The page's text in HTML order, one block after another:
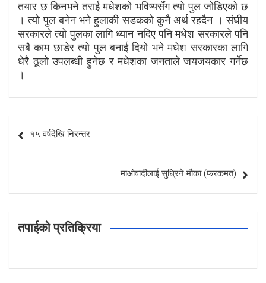
तयार छ किनभने तराई मधेशको भविष्यसँग त्यो पुल जोडिएको छ
। त्यो पुल बनेन भने हुलाकी सडकको कुनै अर्थ रहदैन । संघीय
सरकारले त्यो पुलका लागि ध्यान नदिए पनि मधेश सरकारले पनि
सबै काम छाडेर त्यो पुल बनाई दियो भने मधेश सरकारका लागि
धेरै ठूलो उपलब्धी हुनेछ र मधेशका जनताले जयजयकार गर्नेछ
।
navigation
१५ वर्षदेखि निरन्तर
माओवादीलाई सुध्रिने मौका (फरकमत)
तपाईको प्रतिक्रिया